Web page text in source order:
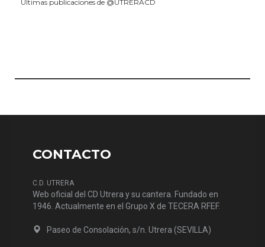
Últimas publicaciones de @UTRERACD
CONTACTO
C.D. UTRERA
Web oficial del CD Utrera y su cantera. Fundado en
1946. Actualmente en el Grupo X de TECERA RFEF.
Paseo de Consolación, s/n. Utrera (SEVILLA)